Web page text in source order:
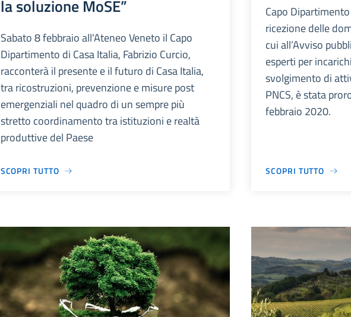
la soluzione MoSE”
Sabato 8 febbraio all'Ateneo Veneto il Capo
Dipartimento di Casa Italia, Fabrizio Curcio,
racconterà il presente e il futuro di Casa Italia,
tra ricostruzioni, prevenzione e misure post
emergenziali nel quadro di un sempre più
stretto coordinamento tra istituzioni e realtà
produttive del Paese
SCOPRI TUTTO
Capo
ricezione delle
cui all’Avviso
esperti per
svolgimento di
PNCS, è stata
febbraio 2020.
SCOPRI TUTTO